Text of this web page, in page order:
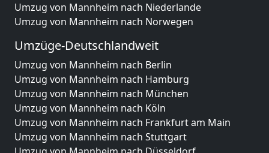
Umzug von Mannheim nach Niederlande
Umzug von Mannheim nach Norwegen
Umzüge-Deutschlandweit
Umzug von Mannheim nach Berlin
Umzug von Mannheim nach Hamburg
Umzug von Mannheim nach München
Umzug von Mannheim nach Köln
Umzug von Mannheim nach Frankfurt am Main
Umzug von Mannheim nach Stuttgart